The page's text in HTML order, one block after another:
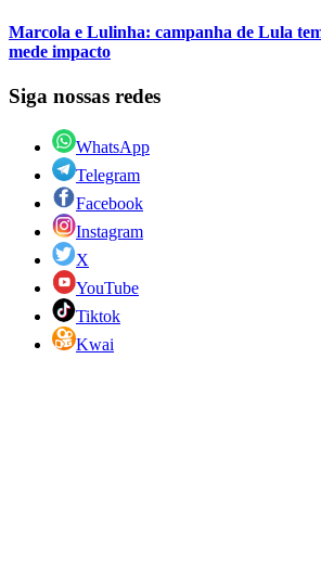
Marcola e Lulinha: campanha de Lula
mede impacto
Siga nossas redes
WhatsApp
Telegram
Facebook
Instagram
X
YouTube
Tiktok
Kwai